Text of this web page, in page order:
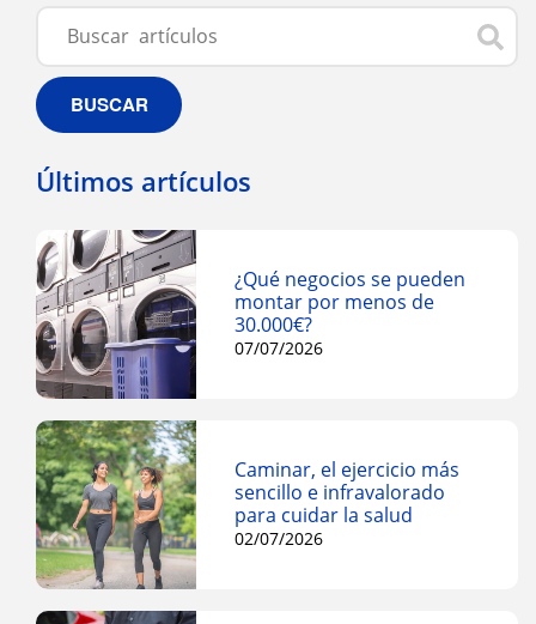
BUSCAR
Últimos artículos
¿Qué negocios se pueden
montar por menos de
30.000€?
07/07/2026
Caminar, el ejercicio más
sencillo e infravalorado
para cuidar la salud
02/07/2026